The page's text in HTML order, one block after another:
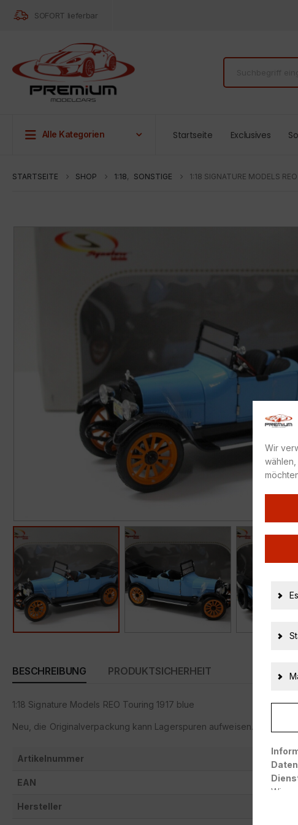
SOFORT lieferbar
Alle Kategorien Startseite Exclusives
STARTSEITE SHOP 1:18, SONSTIGE 1:18 SIGNATURE MODELS
BESCHREIBUNG PRODUKTSICHERHEIT
1:18 Signature Models REO Touring 1917 blue
Neu, die Originalverpackung kann Lagerspuren aufweisen.
Artikelnummer
EAN
Hersteller
Wir
Wir
Alle